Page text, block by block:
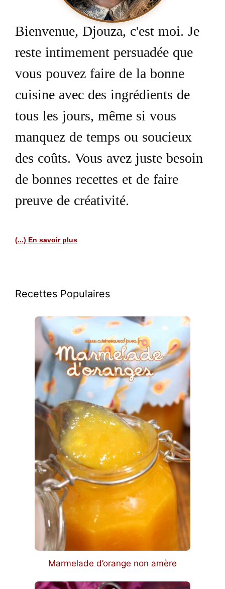
Bienvenue, Djouza, c'est moi. Je
reste intimement persuadée que
vous pouvez faire de la bonne
cuisine avec des ingrédients de
tous les jours, même si vous
manquez de temps ou soucieux
des coûts. Vous avez juste besoin
de bonnes recettes et de faire
preuve de créativité.
(...) En savoir plus
Recettes Populaires
Marmelade d’orange non amère